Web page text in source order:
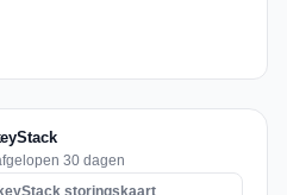
30 dagen
storingskaart